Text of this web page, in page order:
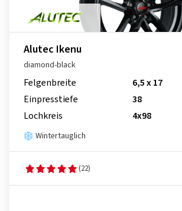
Alutec Ikenu
diamond-black
Felgenbreite
6,5 x 17
Einpresstiefe
38
Lochkreis
4x98
Wintertauglich
(22)